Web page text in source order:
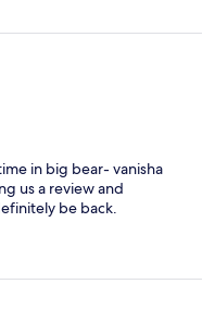
in big bear- vanisha
us a review and
be back.